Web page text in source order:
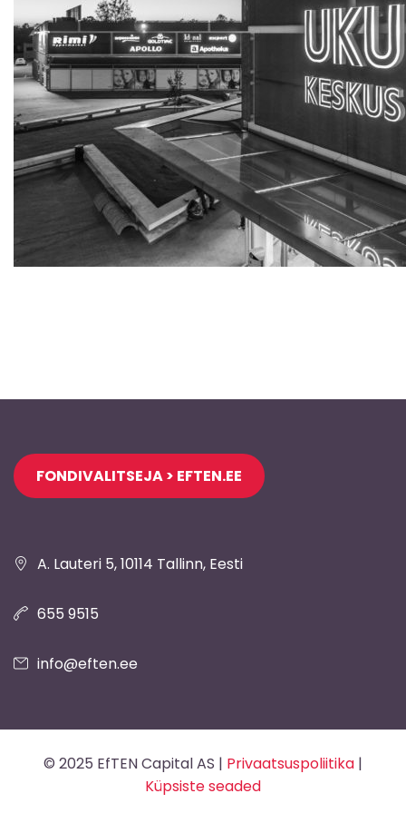
Jaluse
navigatsioon
A. Lauteri 5, 10114 Tallinn, Eesti
FONDIVALITSEJA > EFTEN.EE
655 9515
info@eften.ee
© 2025 EfTEN Capital AS | Privaatsuspoliitika |
Küpsiste seaded